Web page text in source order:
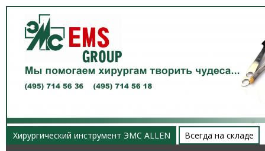
Хирургический инструмент ЭМС ALLEN
Всегда на складе